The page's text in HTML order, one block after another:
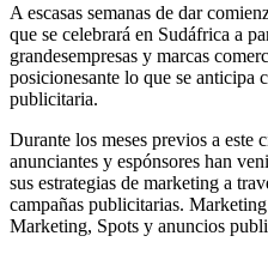
A escasas semanas de dar
que se celebrará en Sudáfrica a
grandesempresas y marcas
posicionesante lo que se anticipa
publicitaria.
Durante los meses previos a
anunciantes y espónsores han
sus estrategias de marketing a
campañas publicitarias.
Marketing, Spots y anuncios